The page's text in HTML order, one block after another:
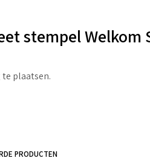
stempel Welkom
plaatsen.
PRODUCTEN